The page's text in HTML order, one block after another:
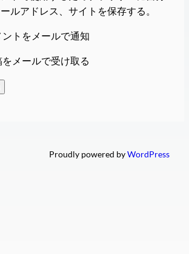
ルアドレス、サイトを保存する。
トをメールで通知
メールで受け取る
Proudly powered byWordPress